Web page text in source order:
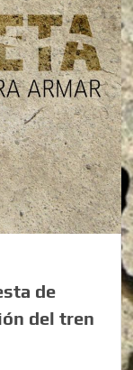
de
del tren